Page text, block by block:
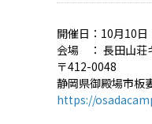
開催日：10月10日
会場 ： 長田山荘
〒412-0048
静岡県御殿場市板
https://